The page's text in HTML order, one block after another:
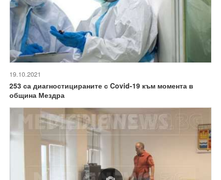
19.10.2021
253 са диагностицираните с Covid-19 към момента в
община Мездра